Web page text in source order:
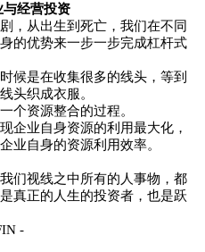
经营投资
，从出生到死亡，我们在不同
的优势来一步一步完成杠杆式
候是在收集很多的线头，等到
头织成衣服。
个资源整合的过程。
企业自身资源的利用最大化，
业自身的资源利用效率。
们视线之中所有的人事物，都
真正的人生的投资者，也是跃
-